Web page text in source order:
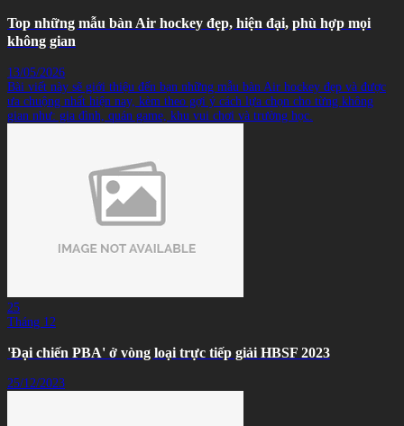
Top những mẫu bàn Air hockey đẹp, hiện đại, phù hợp mọi
không gian
13/05/2026
Bài viết này sẽ giới thiệu đến bạn những mẫu bàn Air hockey đẹp và được
ưa chuộng nhất hiện nay, kèm theo gợi ý cách lựa chọn cho từng không
gian như: gia đình, quán game, khu vui chơi và trường học.
25
Tháng 12
'Đại chiến PBA' ở vòng loại trực tiếp giải HBSF 2023
25/12/2023